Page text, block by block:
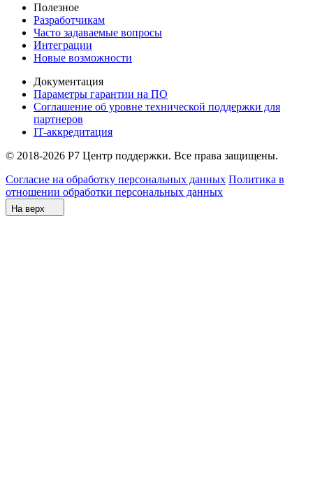
Полезное
Разработчикам
Часто задаваемые вопросы
Интеграции
Новые возможности
Документация
Параметры гарантии на ПО
Соглашение об уровне технической поддержки для
партнеров
IT-аккредитация
© 2018-2026 Р7 Центр поддержки. Все права защищены.
Согласие на обработку персональных данных Политика в
отношении обработки персональных данных
На верх